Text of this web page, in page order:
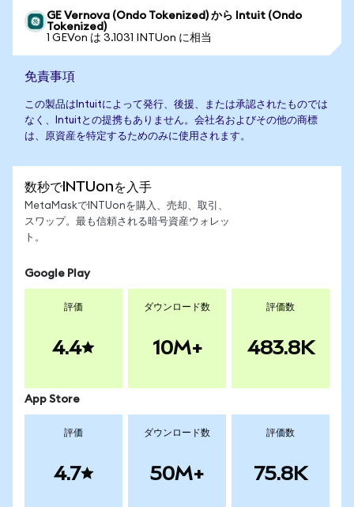
GE Vernova (Ondo Tokenized) から Intuit (Ondo
Tokenized)
1 GEVon は 3.1031 INTUon に相当
免責事項
この製品はIntuitによって発行、後援、または承認されたものでは
なく、Intuitとの提携もありません。会社名およびその他の商標
は、原資産を特定するためのみに使用されます。
数秒でINTUonを入手
MetaMaskでINTUonを購入、売却、取引、
スワップ。最も信頼される暗号資産ウォレッ
ト。
Google Play
評価
4.4
ダウンロード数
10M+
評価数
483.8K
App Store
評価
4.7
ダウンロード数
50M+
評価数
75.8K